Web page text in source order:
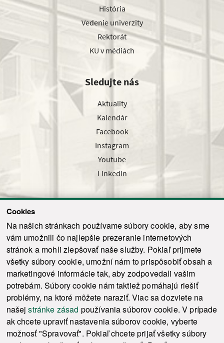
Cookies
Na našich stránkach používame súbory cookie, aby sme
vám umožnili čo najlepšie prezeranie internetových
stránok a mohli zlepšovať naše služby. Pokiaľ prijmete
všetky súbory cookie, umožní nám to prispôsobiť obsah a
marketingové informácie tak, aby zodpovedali vašim
potrebám. Súbory cookie nám taktiež pomáhajú riešiť
problémy, na ktoré môžete naraziť. Viac sa dozviete na
našejstránke zásad používania súborov cookie. V prípade
ak chcete upraviť nastavenia súborov cookie, vyberte
možnosť "Spravovať". Pokiaľ chcete prijať všetky súbory
História
Vedenie univerzity
Rektorát
KU v médiách
Sledujte nás
Aktuality
Kalendár
Facebook
Instagram
Youtube
Linkedin
Odoslať
© 2021-2026 ku.sk. Všetky práva vyhradené. | Ochrana osobných údajov
Vyhlásenie o prístupnosti |
Admin
This site is protected by reCAPTCHA and the Google Privacy Policy and Terms of